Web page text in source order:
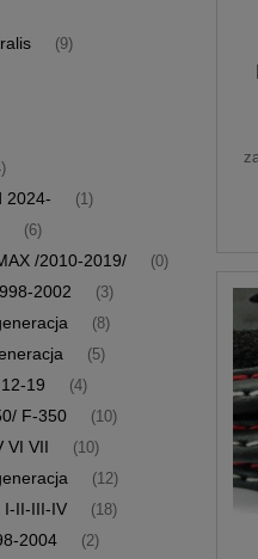
(9)
2024- (1)
(6)
/2010-2019/ (0)
2002 (3)
(8)
(5)
19 (4)
F-350 (10)
VI VII (10)
(12)
I-II-III-IV (18)
2004 (2)